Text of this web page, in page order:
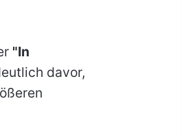
"In
davor,